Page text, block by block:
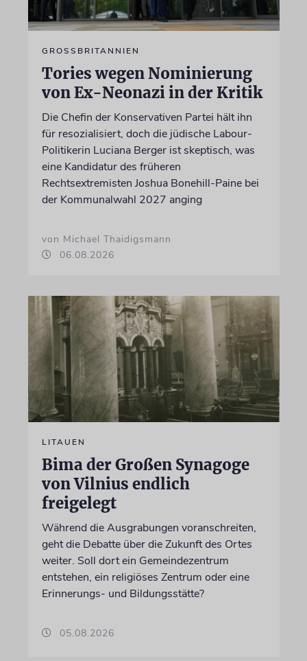
GROSSBRITANNIEN
Tories wegen Nominierung
von Ex-Neonazi in der Kritik
Die Chefin der Konservativen Partei hält ihn
für resozialisiert, doch die jüdische Labour-
Politikerin Luciana Berger ist skeptisch, was
eine Kandidatur des früheren
Rechtsextremisten Joshua Bonehill-Paine bei
der Kommunalwahl 2027 anging
von Michael Thaidigsmann
06.08.2026
LITAUEN
Bima der Großen Synagoge
von Vilnius endlich
freigelegt
Während die Ausgrabungen voranschreiten,
geht die Debatte über die Zukunft des Ortes
weiter. Soll dort ein Gemeindezentrum
entstehen, ein religiöses Zentrum oder eine
Erinnerungs- und Bildungsstätte?
05.08.2026